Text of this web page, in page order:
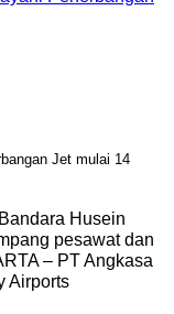
Jet mulai 14
Husein
pesawat dan
– PT Angkasa
Airports